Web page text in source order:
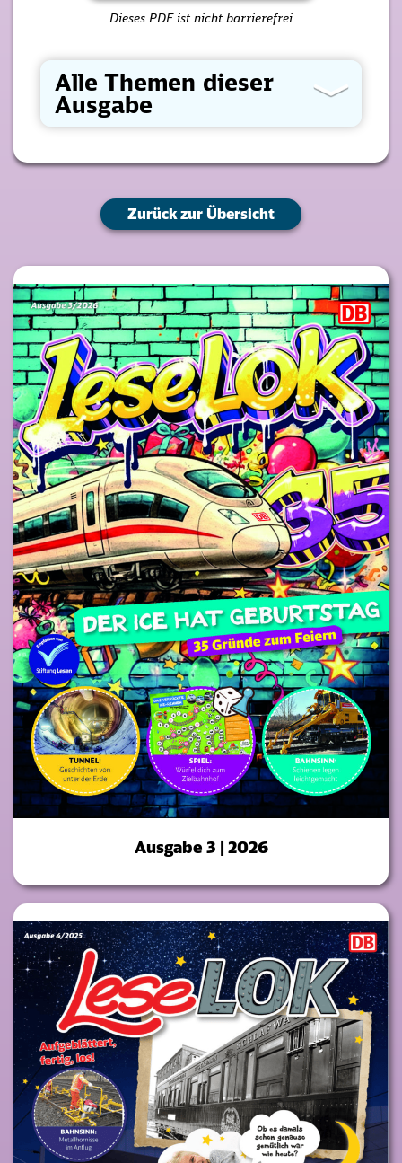
Dieses PDF ist nicht barrierefrei
Alle Themen dieser
Ausgabe
Zurück zur Übersicht
Ausgabe 3 | 2026